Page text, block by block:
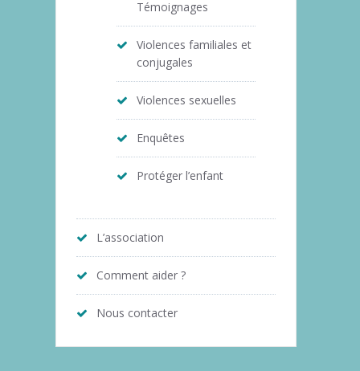
Témoignages
Violences familiales et
conjugales
Violences sexuelles
Enquêtes
Protéger l’enfant
L’association
Comment aider ?
Nous contacter